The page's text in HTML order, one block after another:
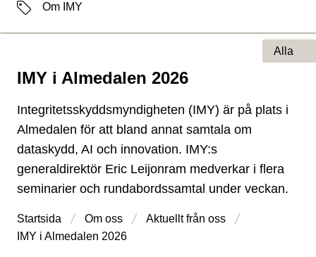
EtiketterOm IMY
IMY i Almedalen 2026
Typ av sida
Alla
Integritetsskyddsmyndigheten (IMY) är på plats i
Almedalen för att bland annat samtala om
dataskydd, AI och innovation. IMY:s
generaldirektör Eric Leijonram medverkar i flera
seminarier och rundabordssamtal under veckan.
Startsida Om oss
Aktuellt från oss
IMY i Almedalen 2026